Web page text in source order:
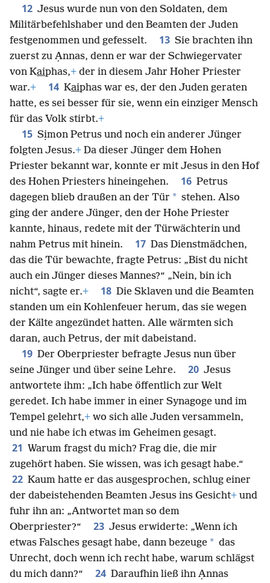
12 Jesus wurde nun von den Soldaten, dem
Militärbefehlshaber und den Beamten der Juden
festgenommen und gefesselt.
13 Sie brachten ihn
zuerst zu Ạnnas, denn er war der Schwiegervater
von Kaiphas,+ der in diesem Jahr Hoher Priester
war.+ 14 Kaiphas war es, der den Juden geraten
hatte, es sei besser für sie, wenn ein einziger Mensch
für das Volk stirbt.+
15 Sịmon Petrus und noch ein anderer Jünger
folgten Jesus.+ Da dieser Jünger dem Hohen
Priester bekannt war, konnte er mit Jesus in den Hof
des Hohen Priesters hineingehen.
16 Petrus
dagegen blieb draußen an der Tür * stehen. Also
ging der andere Jünger, den der Hohe Priester
kannte, hinaus, redete mit der Türwächterin und
nahm Petrus mit hinein.
17 Das Dienstmädchen,
das die Tür bewachte, fragte Petrus: „Bist du nicht
auch ein Jünger dieses Mannes?“ „Nein, bin ich
nicht“, sagte er.+ 18 Die Sklaven und die Beamten
standen um ein Kohlenfeuer herum, das sie wegen
der Kälte angezündet hatten. Alle wärmten sich
daran, auch Petrus, der mit dabeistand.
19 Der Oberpriester befragte Jesus nun über
seine Jünger und über seine Lehre.
20 Jesus
antwortete ihm: „Ich habe öffentlich zur Welt
geredet. Ich habe immer in einer Synagoge und im
Tempel gelehrt,+ wo sich alle Juden versammeln,
und nie habe ich etwas im Geheimen gesagt.
21 Warum fragst du mich? Frag die, die mir
zugehört haben. Sie wissen, was ich gesagt habe.“
22 Kaum hatte er das ausgesprochen, schlug einer
der dabeistehenden Beamten Jesus ins Gesicht+ und
fuhr ihn an: „Antwortet man so dem
Oberpriester?“
23 Jesus erwiderte: „Wenn ich
etwas Falsches gesagt habe, dann bezeuge * das
Unrecht, doch wenn ich recht habe, warum schlägst
du mich dann?“
24 Daraufhin ließ ihn Ạnnas